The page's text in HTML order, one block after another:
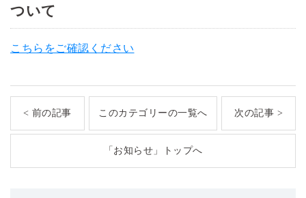
ついて
こちらをご確認ください
< 前の記事 このカテゴリーの一覧へ 次の記事 >
「お知らせ」トップへ